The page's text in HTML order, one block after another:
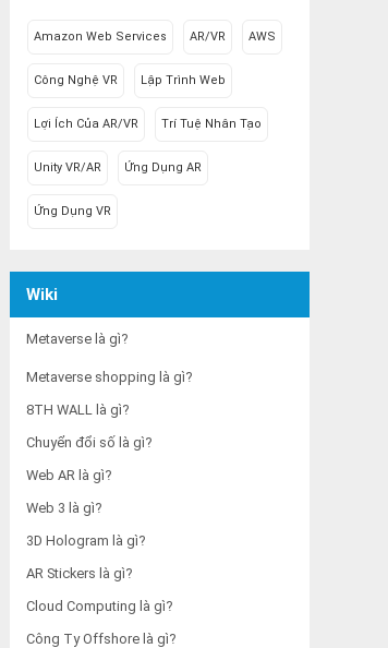
Amazon Web Services AR/VR AWS
Công Nghệ VR Lập Trình Web
Lợi Ích Của AR/VR Trí Tuệ Nhân Tạo
Unity VR/AR Ứng Dụng AR
Ứng Dụng VR
Wiki
Metaverse là gì?
Metaverse shopping là gì?
8TH WALL là gì?
Chuyển đổi số là gì?
Web AR là gì?
Web 3 là gì?
3D Hologram là gì?
AR Stickers là gì?
Cloud Computing là gì?
Công Ty Offshore là gì?